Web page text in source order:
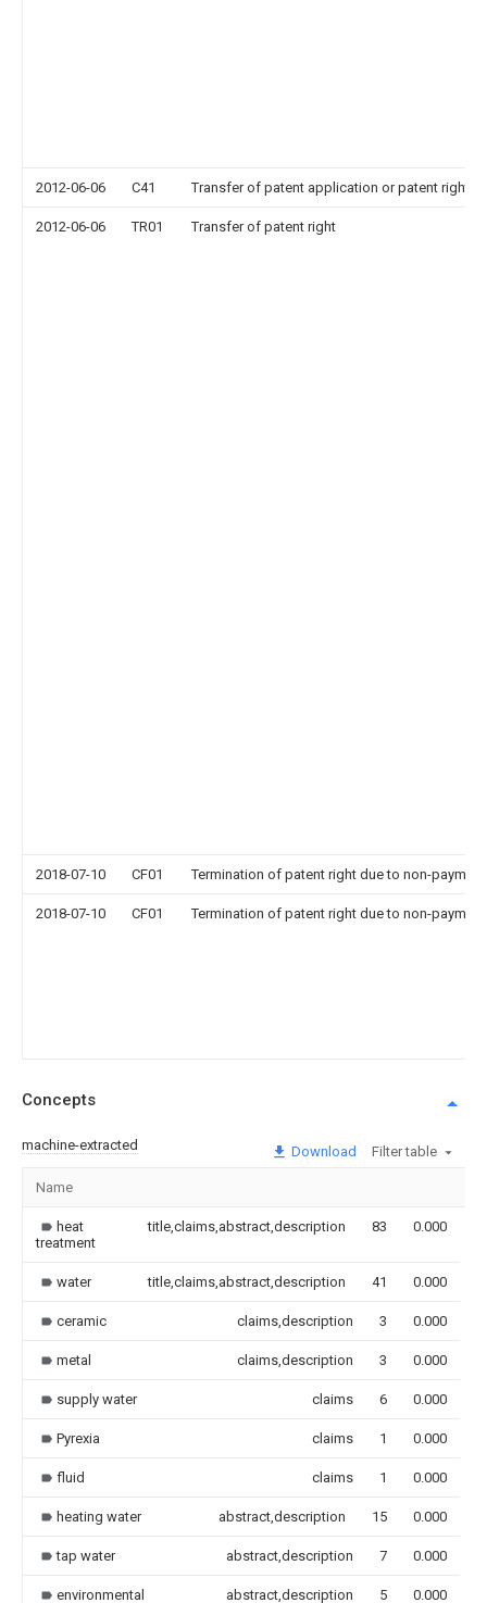
2012-06-06 C41 Transfer of patent application or patent right
2012-06-06 TR01 Transfer of patent right
2018-07-10 CF01 Termination of patent right due to non-
2018-07-10 CF01 Termination of patent right due to non-
Concepts
machine-extracted Download Filter table
Name
heat
treatment
title,claims,abstract,description 83 0.000
water title,claims,abstract,description 41 0.000
ceramic claims,description 3 0.000
metal claims,description 3 0.000
supply water claims 6 0.000
Pyrexia claims 1 0.000
fluid claims 1 0.000
heating water abstract,description 15 0.000
tap water abstract,description 7 0.000
environmental
abstract,description 5 0.000